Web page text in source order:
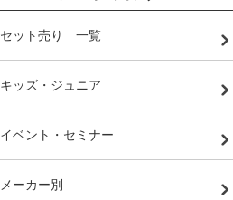
セット売り 一覧
キッズ・ジュニア
イベント・セミナー
メーカー別